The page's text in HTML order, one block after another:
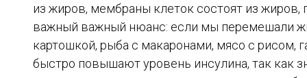
из жиров, мембраны клеток состоят из жиров,
важный важный нюанс: если мы перемешали
картошкой, рыба с макаронами, мясо с рисом,
быстро повышают уровень инсулина, так как